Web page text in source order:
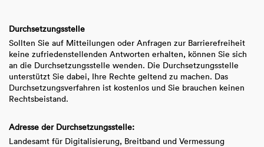
Durchsetzungsstelle
Sollten Sie auf Mitteilungen oder Anfragen zur Barrierefreiheit
keine zufriedenstellenden Antworten erhalten, können Sie sich
an die Durchsetzungsstelle wenden. Die Durchsetzungsstelle
unterstützt Sie dabei, Ihre Rechte geltend zu machen. Das
Durchsetzungsverfahren ist kostenlos und Sie brauchen keinen
Rechtsbeistand.
Adresse der Durchsetzungsstelle:
Landesamt für Digitalisierung, Breitband und Vermessung